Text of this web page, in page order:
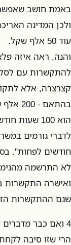
באמת חושב
ולכן המדינה
עוד 50 אלף שקל.
והנה, ראה איזה
להתקשרות עם
הוא 100
לדברי גורמים
חודשים לפחות".
לא התרשמה
שגם ההתקשרות
4 ואם כבר
הרי שזו סיבה